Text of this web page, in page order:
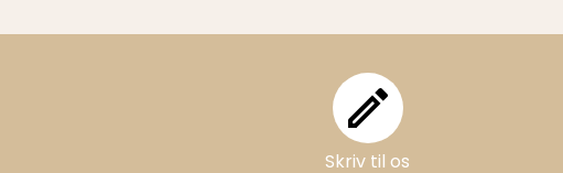
Skriv til os
Skriv til os